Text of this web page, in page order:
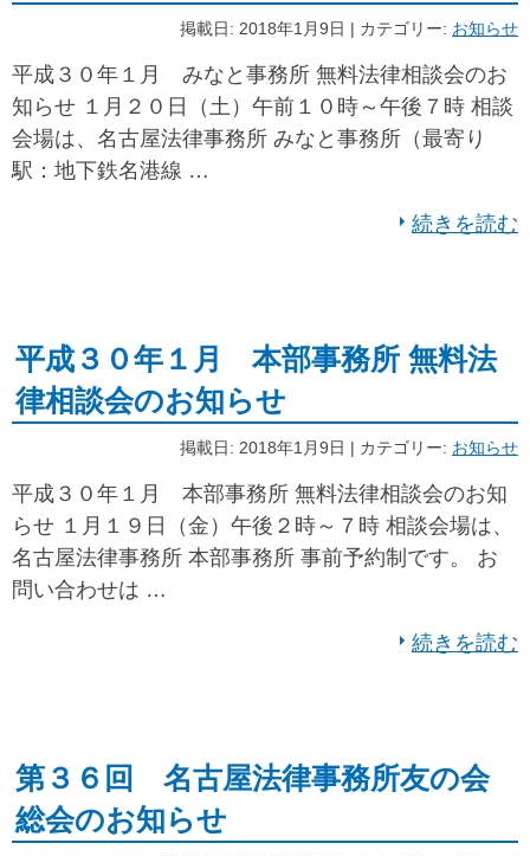
掲載日: 2018年1月9日 | カテゴリー: お知らせ
平成３０年１月 みなと事務所 無料法律相談会のお
知らせ １月２０日（土）午前１０時～午後７時 相談
会場は、名古屋法律事務所 みなと事務所（最寄り
駅：地下鉄名港線 …
続きを読む
平成３０年１月 本部事務所 無料法
律相談会のお知らせ
掲載日: 2018年1月9日 | カテゴリー: お知らせ
平成３０年１月 本部事務所 無料法律相談会のお知
らせ １月１９日（金）午後２時～７時 相談会場は、
名古屋法律事務所 本部事務所 事前予約制です。 お
問い合わせは …
続きを読む
第３６回 名古屋法律事務所友の会
総会のお知らせ